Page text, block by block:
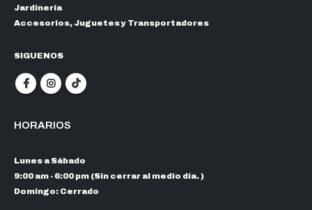
Jardinería
Accesorios, Juguetes y Transportadores
SIGUENOS
HORARIOS
Lunes a Sábado
9:00 am - 6:00 pm (Sin cerrar al medio día. )
Domingo: Cerrado